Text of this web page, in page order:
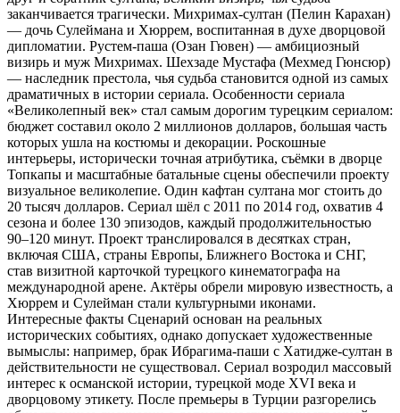
заканчивается трагически. Михримах-султан (Пелин Карахан)
— дочь Сулеймана и Хюррем, воспитанная в духе дворцовой
дипломатии. Рустем-паша (Озан Гювен) — амбициозный
визирь и муж Михримах. Шехзаде Мустафа (Мехмед Гюнсюр)
— наследник престола, чья судьба становится одной из самых
драматичных в истории сериала. Особенности сериала
«Великолепный век» стал самым дорогим турецким сериалом:
бюджет составил около 2 миллионов долларов, большая часть
которых ушла на костюмы и декорации. Роскошные
интерьеры, исторически точная атрибутика, съёмки в дворце
Топкапы и масштабные батальные сцены обеспечили проекту
визуальное великолепие. Один кафтан султана мог стоить до
20 тысяч долларов. Сериал шёл с 2011 по 2014 год, охватив 4
сезона и более 130 эпизодов, каждый продолжительностью
90–120 минут. Проект транслировался в десятках стран,
включая США, страны Европы, Ближнего Востока и СНГ,
став визитной карточкой турецкого кинематографа на
международной арене. Актёры обрели мировую известность, а
Хюррем и Сулейман стали культурными иконами.
Интересные факты Сценарий основан на реальных
исторических событиях, однако допускает художественные
вымыслы: например, брак Ибрагима-паши с Хатидже-султан в
действительности не существовал. Сериал возродил массовый
интерес к османской истории, турецкой моде XVI века и
дворцовому этикету. После премьеры в Турции разгорелись